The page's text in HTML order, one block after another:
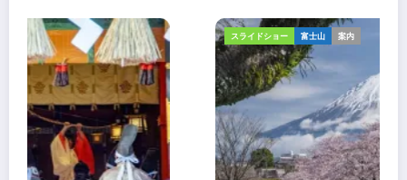
スライドショー 富士山